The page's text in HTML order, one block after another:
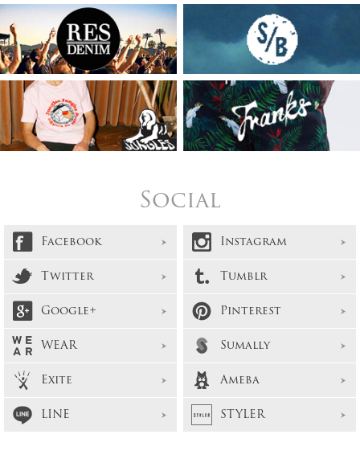
Social
Facebook
Instagram
Twitter
Tumblr
Google+
Pinterest
WEAR
Sumally
Exite
Ameba
LINE
STYLER